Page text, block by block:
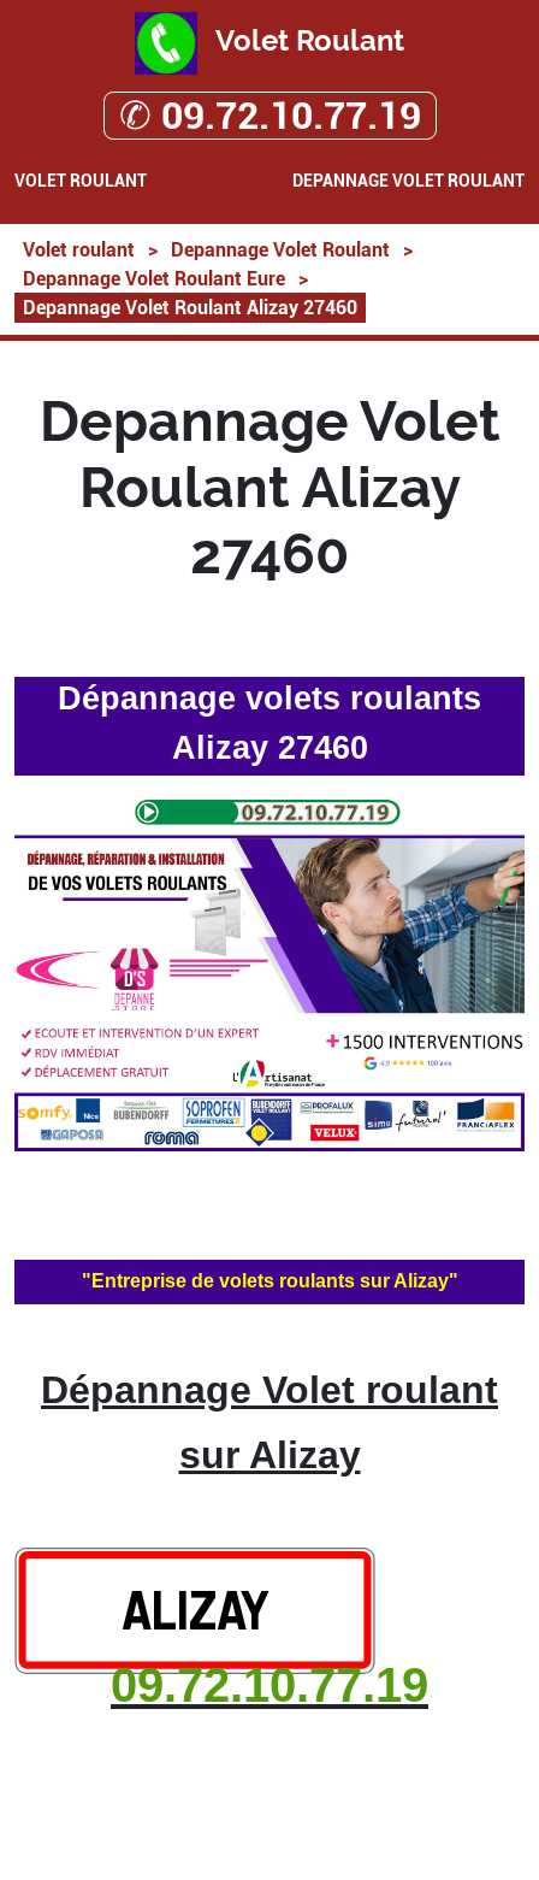
Volet Roulant
✆ 09.72.10.77.19
VOLET ROULANT DEPANNAGE VOLET ROULANT
Volet roulant > Depannage Volet Roulant
>
Depannage Volet Roulant Eure
>
Depannage Volet Roulant Alizay 27460
Depannage Volet
Roulant Alizay
27460
Dépannage volets roulants
Alizay 27460
"Entreprise de volets roulants sur Alizay"
Dépannage Volet roulant
sur Alizay
09.72.10.77.19